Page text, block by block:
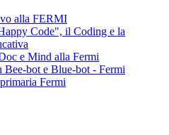
alla FERMI
Code", il Coding e la
e Mind alla Fermi
Bee-bot e Blue-bot - Fermi
Fermi